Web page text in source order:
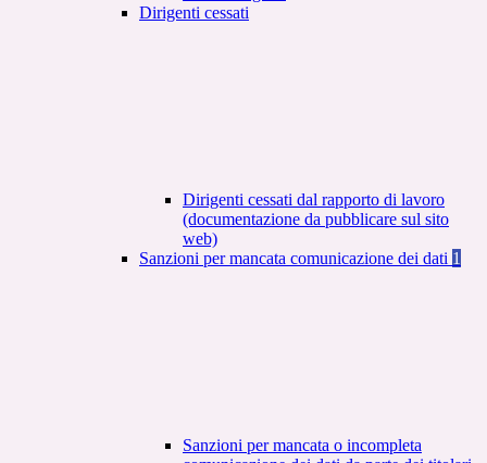
Dirigenti cessati
Dirigenti cessati dal rapporto di lavoro
(documentazione da pubblicare sul sito
web)
Sanzioni per mancata comunicazione dei dati 1
Sanzioni per mancata o incompleta